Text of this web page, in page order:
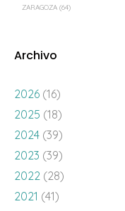
ZARAGOZA (64)
Archivo
2026 (16)
2025 (18)
2024 (39)
2023 (39)
2022 (28)
2021 (41)